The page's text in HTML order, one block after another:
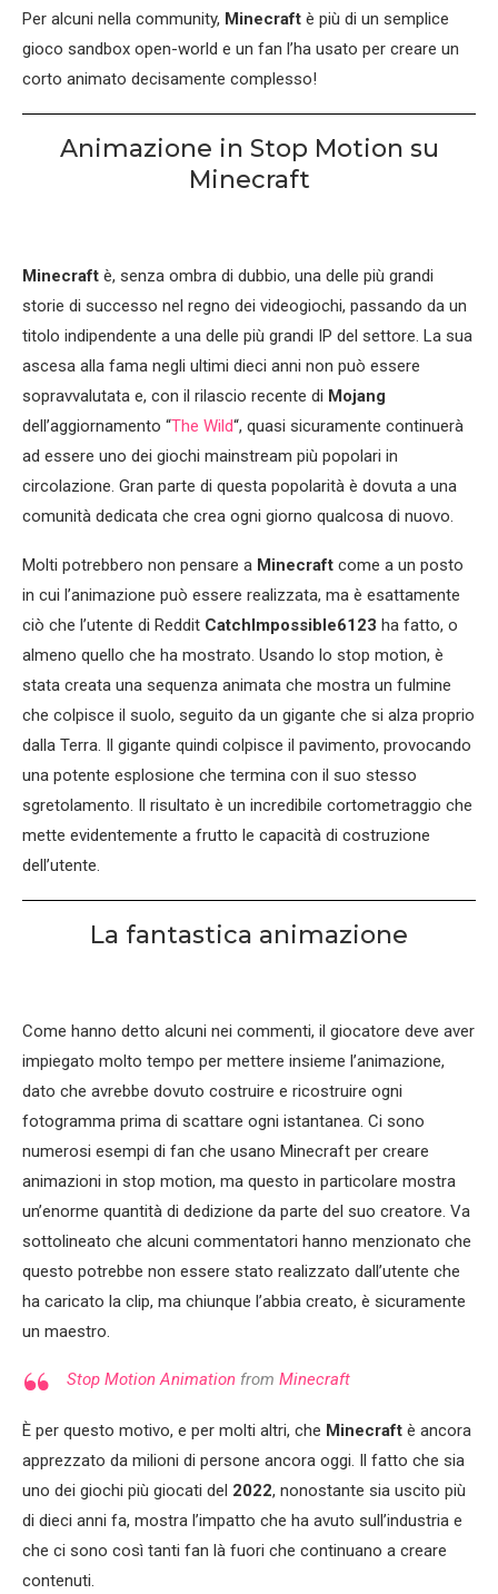
Per alcuni nella community, Minecraft è più di un semplice
gioco sandbox open-world e un fan l’ha usato per creare un
corto animato decisamente complesso!
Animazione in Stop Motion su
Minecraft
Minecraft è, senza ombra di dubbio, una delle più grandi
storie di successo nel regno dei videogiochi, passando da un
titolo indipendente a una delle più grandi IP del settore. La sua
ascesa alla fama negli ultimi dieci anni non può essere
sopravvalutata e, con il rilascio recente di Mojang
dell’aggiornamento “The Wild“, quasi sicuramente continuerà
ad essere uno dei giochi mainstream più popolari in
circolazione. Gran parte di questa popolarità è dovuta a una
comunità dedicata che crea ogni giorno qualcosa di nuovo.
Molti potrebbero non pensare a Minecraft come a un posto
in cui l’animazione può essere realizzata, ma è esattamente
ciò che l’utente di Reddit CatchImpossible6123 ha fatto, o
almeno quello che ha mostrato. Usando lo stop motion, è
stata creata una sequenza animata che mostra un fulmine
che colpisce il suolo, seguito da un gigante che si alza proprio
dalla Terra. Il gigante quindi colpisce il pavimento, provocando
una potente esplosione che termina con il suo stesso
sgretolamento. Il risultato è un incredibile cortometraggio che
mette evidentemente a frutto le capacità di costruzione
dell’utente.
La fantastica animazione
Come hanno detto alcuni nei commenti, il giocatore deve aver
impiegato molto tempo per mettere insieme l’animazione,
dato che avrebbe dovuto costruire e ricostruire ogni
fotogramma prima di scattare ogni istantanea. Ci sono
numerosi esempi di fan che usano Minecraft per creare
animazioni in stop motion, ma questo in particolare mostra
un’enorme quantità di dedizione da parte del suo creatore. Va
sottolineato che alcuni commentatori hanno menzionato che
questo potrebbe non essere stato realizzato dall’utente che
ha caricato la clip, ma chiunque l’abbia creato, è sicuramente
un maestro.
Stop Motion Animation from Minecraft
È per questo motivo, e per molti altri, che Minecraft è ancora
apprezzato da milioni di persone ancora oggi. Il fatto che sia
uno dei giochi più giocati del 2022, nonostante sia uscito più
di dieci anni fa, mostra l’impatto che ha avuto sull’industria e
che ci sono così tanti fan là fuori che continuano a creare
contenuti.